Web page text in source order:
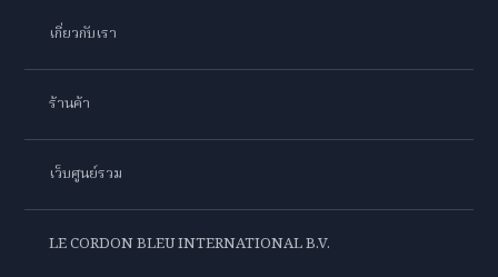
เกี่ยวกับเรา
ร้านค้า
เว็บศูนย์รวม
LE CORDON BLEU INTERNATIONAL B.V.